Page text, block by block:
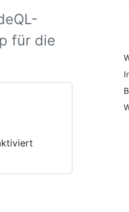
für die